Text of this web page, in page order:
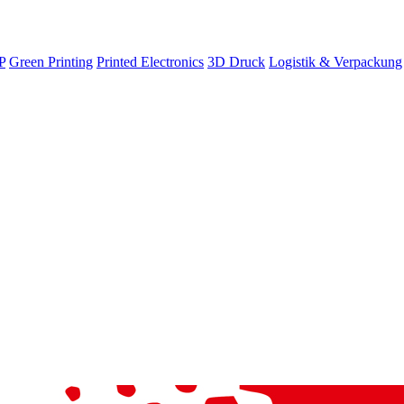
Green Printing Printed Electronics 3D Druck Logistik & Verpackung